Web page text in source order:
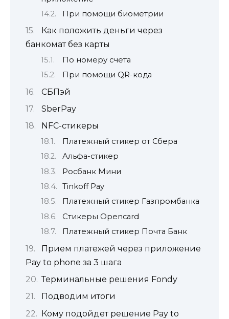
При помощи биометрии
Как положить деньги через
банкомат без карты
По номеру счета
При помощи QR-кода
СБПэй
SberPay
NFC-стикеры
Платежный стикер от Сбера
Альфа-стикер
Росбанк Мини
Tinkoff Pay
Платежный стикер Газпромбанка
Стикеры Opencard
Платежный стикер Почта Банк
Прием платежей через приложение
Pay to phone за 3 шага
Терминальные решения Fondy
Подводим итоги
Кому подойдет решение Pay to